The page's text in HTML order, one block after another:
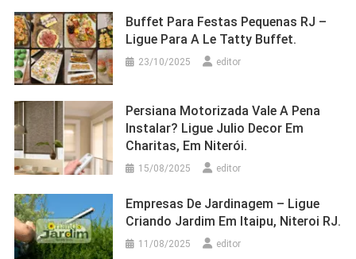
Buffet Para Festas Pequenas RJ –
Ligue Para A Le Tatty Buffet.
23/10/2025 editor
Persiana Motorizada Vale A Pena
Instalar? Ligue Julio Decor Em
Charitas, Em Niterói.
15/08/2025 editor
Empresas De Jardinagem – Ligue
Criando Jardim Em Itaipu, Niteroi RJ.
11/08/2025 editor